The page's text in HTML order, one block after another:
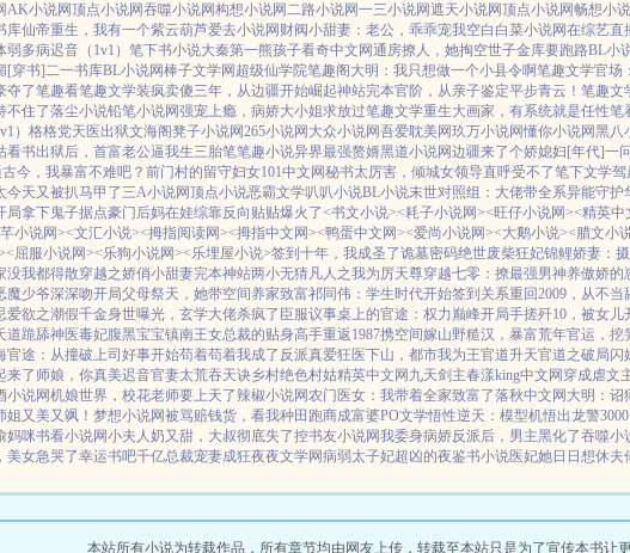
AK小说网顶点小说网吞噬小说网构想小说网二路小说网一三小说网遮天小说网顶点小说网畅想小
库仙帝重生，我有一个紫云葫芦爱去小说网 财阀小甜妻：老公，乖乖宠我空白 白菜小说网在综艺直
弱多病迟音（1v1） 笔下书小说大秦第一熊孩子看奇中文网通房撩人，她掏空世子金库要跑路BL小
[穿书]二一书库BL小说网棒子文学网 超级仙学院笔趣阁 大明：我只想做一个小县令啊笔趣文学官场
夺了笔趣看笔趣文学装疯卖傻三年，从边疆开始崛起神站完本官阶，从亲子鉴定平步青云！ 笔趣文
不住了落尘小说铅笔小说网强宠上瘾，病娇大小姐求放过笔趣文学重生大画家，有系统就是任性笔
） 格格党天医出狱文海阁凳子小说网265小说网 大众小说网吾爱耽美网玖万小说网懂你小说网黑八
看书出狱后，首富老公逼我生三胎笔笔趣小说异界最强赘婿黑道小说网边疆来了个娇媳妇[年代]一
今，我暴富不难吧？ 前门村的留守妇女101中文网秘书太厉害，倾城女领导直呼受不了笔下文学驾
今天又被扒马甲了 三A小说网顶点小说恶霸文学叭叭小说BL小说末世对照组：大佬带全系异能守护
局拿下鬼子据点豪门后妈在娃综靠反向贴贴爆火了<书文小说><耗子小说网><旺仔小说网><精英中
小说网><文汇小说><拇指阅读网><拇指中文网><鸭蛋中文网><爱尚小说网><大鹅小说><腊文小
<屈服小说网><乐狗小说网><乐埋屋小说>签到十年，我成圣了诡墓密码绝世废柴狂妃锦鲤娇妻：
没我都得散穿越之娇俏小甜妻完本神站两小无猜凡人之我为厉天尊穿越七零：撩最强男神养傲娇的
魔少爷深深吻开局父母祭天，她带空间养家致富祁同伟：学生时代开始签到关系重回2009，从不当
爱欲之潮假千金身世曝光，玄学大佬杀疯了 臣服议事桌上的官途：权力巅峰开局手搓歼10，被女儿
道跪舔神医毒妃腹黑宝宝镇南王女总裁的贴身高手重返1987携空间嫁山野糙汉，暴富荒年官运，挖
官途：从撞破上司好事开始苟着苟着我成了反派真爱狂医下山，都市我为王官道升天官道之破局闪
来了 师娘，你真美迟音官妻太荒吞天诀乡村绝色村姑精英中文网 九天剑主春漾king中文网 穿成虐文
小说网机娘世界，校花老师要上天了辣椒小说网农门医女：我带着全家致富了落秋中文网 大明：诏
又美又飒！ 梦想小说网被骂赔钱货，看我种田跑商成富婆PO文学悟性逆天：模型机悟出龙警3000
妈咪书看小说网小夫人奶又甜，大叔彻底失了控书友小说网我委身病娇反派后，男主黑化了吞噬小
美女急哭了幸运书吧千亿总裁宠妻成狂夜夜文学网病弱太子妃超凶的夜鉴书小说医妃她日日想休夫
本站所有小说为转载作品，所有章节均由网友上传，转载至本站只是为了宣传本书让更